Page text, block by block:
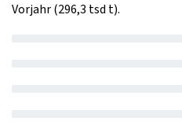
Vorjahr (296,3 tsd t).